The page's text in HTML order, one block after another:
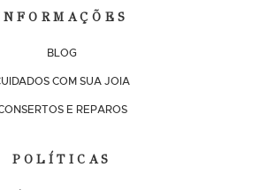
BLOG
COM SUA JOIA
E REPAROS
POLÍTICAS